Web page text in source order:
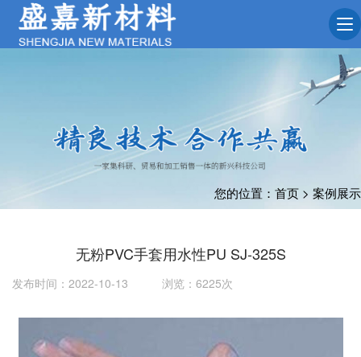
您的位置： 首页 > 案例展示
无粉PVC手套用水性PU SJ-325S
发布时间：2022-10-13 浏览：6225次